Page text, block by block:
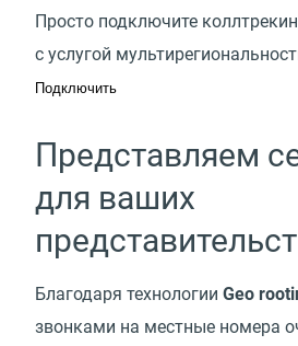
Просто подключите
с услугой
Подключить
Представляем
для ваших
Благодаря технологии Geo
звонками на местные номера